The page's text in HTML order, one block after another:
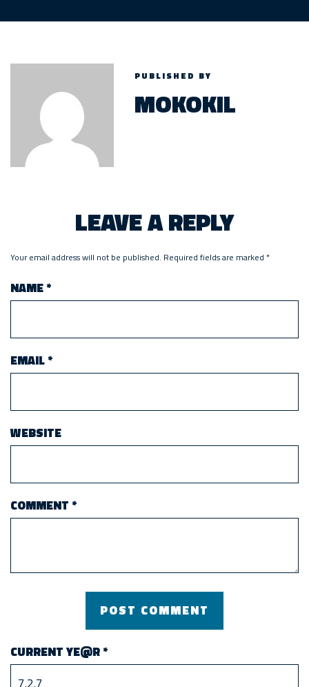
PUBLISHED BY
MOKOKIL
LEAVE A REPLY
Your email address will not be published. Required fields are marked *
NAME*
EMAIL*
WEBSITE
COMMENT *
CURRENT YE@R*